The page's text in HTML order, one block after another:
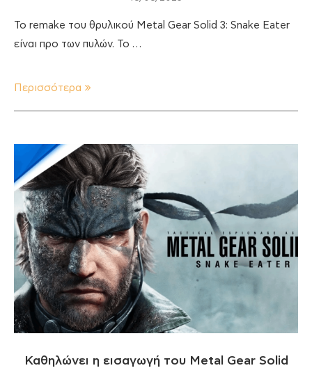
Το remake του θρυλικού Metal Gear Solid 3: Snake Eater
είναι προ των πυλών. Το …
Περισσότερα
Καθηλώνει η εισαγωγή του Metal Gear Solid